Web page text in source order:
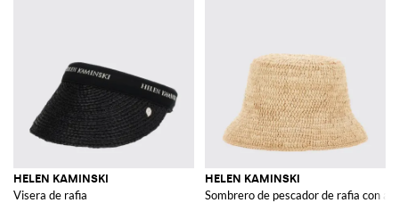
HELEN KAMINSKI
Visera de rafia
HELEN KAMINSKI
Sombrero de pescador de rafia con